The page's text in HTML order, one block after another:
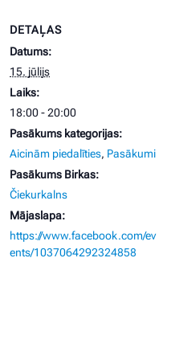
DETAĻAS
Datums:
15. jūlijs
Laiks:
18:00 - 20:00
Pasākums kategorijas:
Aicinām piedalīties, Pasākumi
Pasākums Birkas:
Čiekurkalns
Mājaslapa:
https://www.facebook.com/ev
ents/1037064292324858